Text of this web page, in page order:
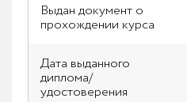
Выдан документ о
прохождении курса
Дата выданного
диплома/
удостоверения